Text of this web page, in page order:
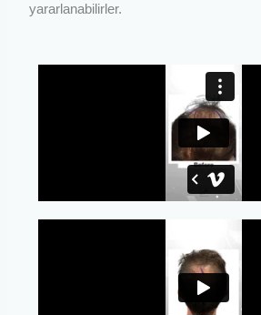
yararlanabilirler.